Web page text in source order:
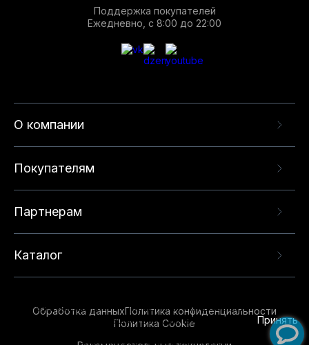
О компании
Покупателям
Партнерам
Каталог
Поддержка покупателей
Ежедневно, с 8:00 до 22:00
Обработка данныхПолитика конфиденциальности
Политика Cookie
опыта на нашем сайте. Продолжая использовать
данный сайт, вы соглашаетесь с использованием
Принять